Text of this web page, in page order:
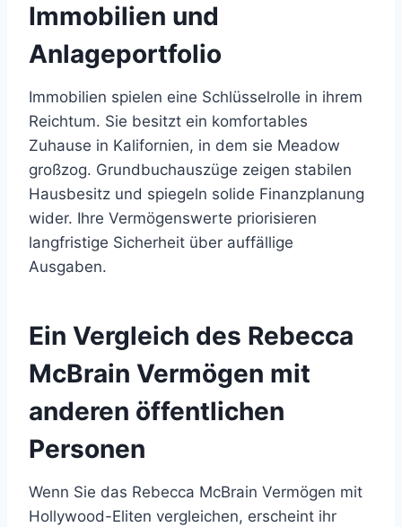
Immobilien und
Anlageportfolio
Immobilien spielen eine Schlüsselrolle in ihrem
Reichtum. Sie besitzt ein komfortables
Zuhause in Kalifornien, in dem sie Meadow
großzog. Grundbuchauszüge zeigen stabilen
Hausbesitz und spiegeln solide Finanzplanung
wider. Ihre Vermögenswerte priorisieren
langfristige Sicherheit über auffällige
Ausgaben.
Ein Vergleich des Rebecca
McBrain Vermögen mit
anderen öffentlichen
Personen
Wenn Sie das Rebecca McBrain Vermögen mit
Hollywood-Eliten vergleichen, erscheint ihr